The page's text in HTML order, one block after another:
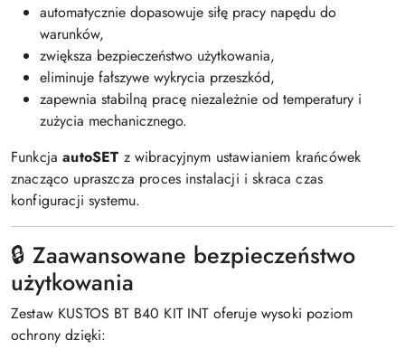
automatycznie dopasowuje siłę pracy napędu do
warunków,
zwiększa bezpieczeństwo użytkowania,
eliminuje fałszywe wykrycia przeszkód,
zapewnia stabilną pracę niezależnie od temperatury i
zużycia mechanicznego.
FunkcjaautoSET z wibracyjnym ustawianiem krańcówek
znacząco upraszcza proces instalacji i skraca czas
konfiguracji systemu.
🔒 Zaawansowane bezpieczeństwo
użytkowania
Zestaw KUSTOS BT B40 KIT INT oferuje wysoki poziom
ochrony dzięki: